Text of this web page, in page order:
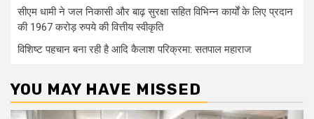
सीएम धामी ने जल निकासी और बाढ़ सुरक्षा सहित विभिन्न कार्यों के लिए प्रदान
की 1967 करोड़ रुपये की वित्तीय स्वीकृति
विशिष्ट पहचान बना रही है आदि कैलाश परिक्रमा: सतपाल महाराज
YOU MAY HAVE MISSED